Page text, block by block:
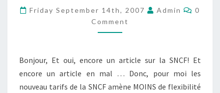
=
MOINS
DE
Friday September 14th, 2007 Admin
0
Comment
Bonjour, Et oui, encore un article sur la SNCF! Et
encore un article en mal … Donc, pour moi les
nouveau tarifs de la SNCF amène MOINS de flexibilité